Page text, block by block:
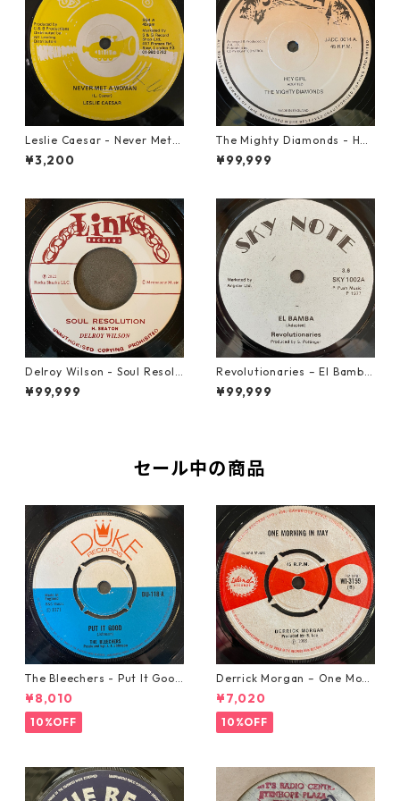
Leslie Caesar - Never Met A
Woman【12-50067】
¥3,200
The Mighty Diamonds - Hey
Girl【12-50053】
¥99,999
Delroy Wilson - Soul Resolu
tion【7-21935】
¥99,999
Revolutionaries – El Bamba
【7-21855】
¥99,999
セール中の商品
The Bleechers - Put It Good
【7-21637】
¥8,010
10%OFF
Derrick Morgan – One Morn
ing In May【7-21653】
¥7,020
10%OFF